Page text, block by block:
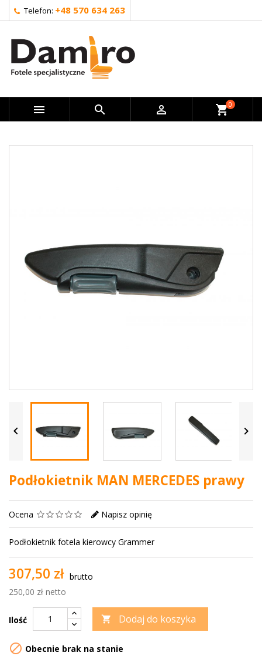
Telefon: +48 570 634 263
   shopping_cart0
 
Podłokietnik MAN MERCEDES prawy
Ocena Napisz opinię
Podłokietnik fotela kierowcy Grammer
307,50 zł
250,00 zł netto
brutto
Ilość  Dodaj do koszyka
 Obecnie brak na stanie